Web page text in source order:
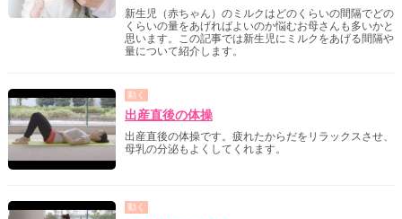
新生児（赤ちゃん）のミルクはどのくらいの間隔でどの
くらいの量をあげればよいのか悩むお母さんも多いかと
思います。この記事では新生児にミルクをあげる間隔や
量について紹介します。
動く
出産直後の体操
出産直後の体操です。疲れたからだをリラックスさせ、
母乳の分泌もよくしてくれます。
動く